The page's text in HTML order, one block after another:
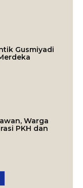
Gusmiyadi
Warga
PKH dan